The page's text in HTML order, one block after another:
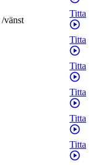
/vänst
Titta
Titta
Titta
Titta
Titta
Titta